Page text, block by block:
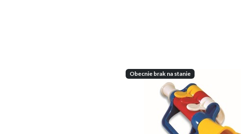
Obecnie brak na stanie